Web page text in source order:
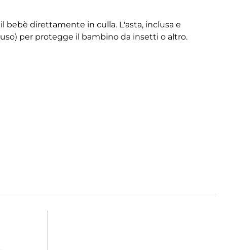
direttamente in culla. L'asta, inclusa e
per protegge il bambino da insetti o altro.